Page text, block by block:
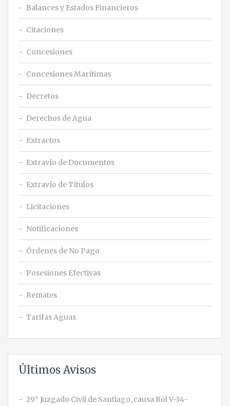
Balances y Estados Financieros
Citaciones
Concesiones
Concesiones Marítimas
Decretos
Derechos de Agua
Extractos
Extravío de Documentos
Extravío de Títulos
Licitaciones
Notificaciones
Órdenes de No Pago
Posesiones Efectivas
Remates
Tarifas Aguas
Últimos Avisos
29° Juzgado Civil de Santiago, causa Rol V-34-